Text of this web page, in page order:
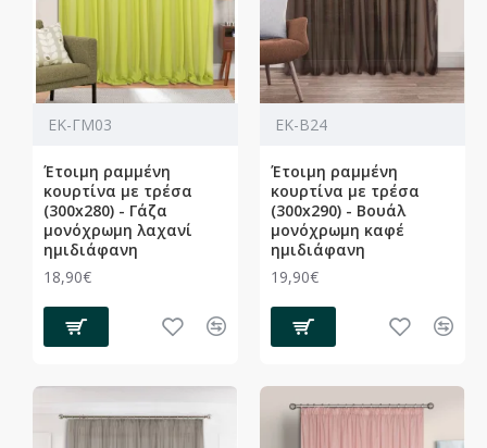
ΕΚ-ΓΜ03
Έτοιμη ραμμένη
κουρτίνα με τρέσα
(300x280) - Γάζα
μονόχρωμη λαχανί
ημιδιάφανη
18,90€
ΕΚ-Β24
Έτοιμη ραμμένη
κουρτίνα με τρέσα
(300x290) - Βουάλ
μονόχρωμη καφέ
ημιδιάφανη
19,90€